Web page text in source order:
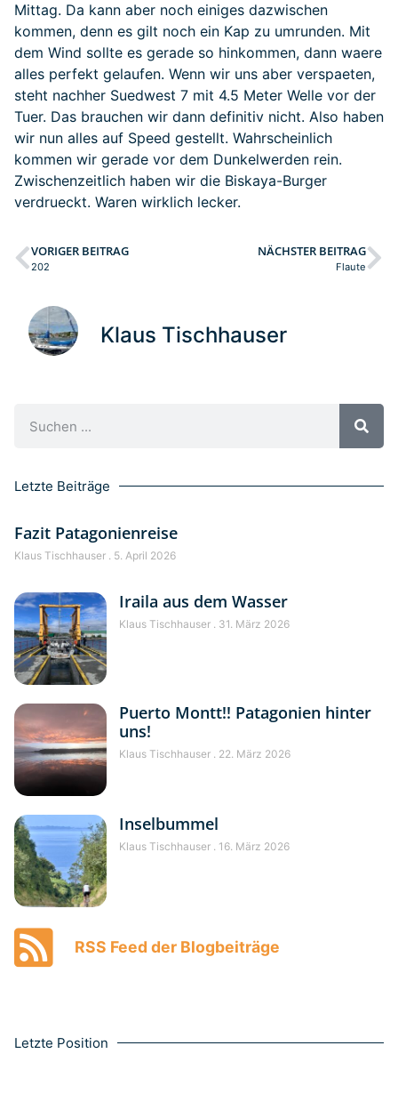
Mittag. Da kann aber noch einiges dazwischen
kommen, denn es gilt noch ein Kap zu umrunden. Mit
dem Wind sollte es gerade so hinkommen, dann waere
alles perfekt gelaufen. Wenn wir uns aber verspaeten,
steht nachher Suedwest 7 mit 4.5 Meter Welle vor der
Tuer. Das brauchen wir dann definitiv nicht. Also haben
wir nun alles auf Speed gestellt. Wahrscheinlich
kommen wir gerade vor dem Dunkelwerden rein.
Zwischenzeitlich haben wir die Biskaya-Burger
verdrueckt. Waren wirklich lecker.
VORIGER BEITRAG
202
NÄCHSTER BEITRAG
Flaute
Klaus Tischhauser
Letzte Beiträge
Fazit Patagonienreise
Klaus Tischhauser 5. April 2026
Iraila aus dem Wasser
Klaus Tischhauser 31. März 2026
Puerto Montt!! Patagonien hinter
uns!
Klaus Tischhauser 22. März 2026
Inselbummel
Klaus Tischhauser 16. März 2026
RSS Feed der Blogbeiträge
Letzte Position